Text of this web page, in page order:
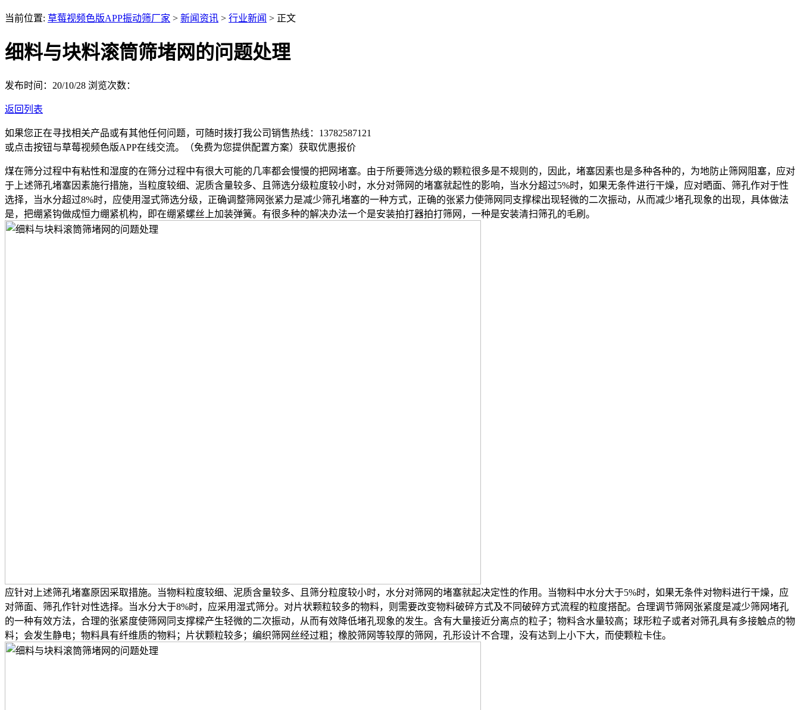
当前位置: 草莓视频色版APP振动筛厂家 > 新闻资讯 > 行业新闻 > 正文
细料与块料滚筒筛堵网的问题处理
发布时间：20/10/28 浏览次数：
返回列表
如果您正在寻找相关产品或有其他任何问题，可随时拨打我公司销售热线： 13782587121
或点击按钮与草莓视频色版APP在线交流。（免费为您提供配置方案） 获取优惠报价
煤在筛分过程中有粘性和湿度的在筛分过程中有很大可能的几率都会慢慢的把网堵塞。由于所要筛选分级的颗粒很多是不规则的，因此，堵塞因素也是多种各种的，为地防止筛网阻塞，应对
于上述筛孔堵塞因素施行措施，当粒度较细、泥质含量较多、且筛选分级粒度较小时，水分对筛网的堵塞就起性的影响，当水分超过5%时，如果无条件进行干燥，应对晒面、筛孔作对于性
选择，当水分超过8%时，应使用湿式筛选分级，正确调整筛网张紧力是减少筛孔堵塞的一种方式，正确的张紧力使筛网同支撑樑出现轻微的二次振动，从而减少堵孔现象的出现，具体做法
是，把绷紧钩做成恒力绷紧机构，即在绷紧螺丝上加装弹簧。有很多种的解决办法一个是安装拍打器拍打筛网，一种是安装清扫筛孔的毛刷。
应针对上述筛孔堵塞原因采取措施。当物料粒度较细、泥质含量较多、且筛分粒度较小时，水分对筛网的堵塞就起决定性的作用。当物料中水分大于5%时，如果无条件对物料进行干燥，应
对筛面、筛孔作针对性选择。当水分大于8%时，应采用湿式筛分。对片状颗粒较多的物料，则需要改变物料破碎方式及不同破碎方式流程的粒度搭配。合理调节筛网张紧度是减少筛网堵孔
的一种有效方法，合理的张紧度使筛网同支撑樑产生轻微的二次振动，从而有效降低堵孔现象的发生。含有大量接近分离点的粒子；物料含水量较高；球形粒子或者对筛孔具有多接触点的物
料；会发生静电；物料具有纤维质的物料；片状颗粒较多；编织筛网丝经过粗；橡胶筛网等较厚的筛网，孔形设计不合理，没有达到上小下大，而使颗粒卡住。